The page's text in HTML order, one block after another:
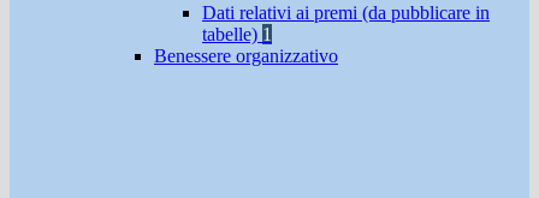
Dati relativi ai premi (da pubblicare in
tabelle) 1
Benessere organizzativo